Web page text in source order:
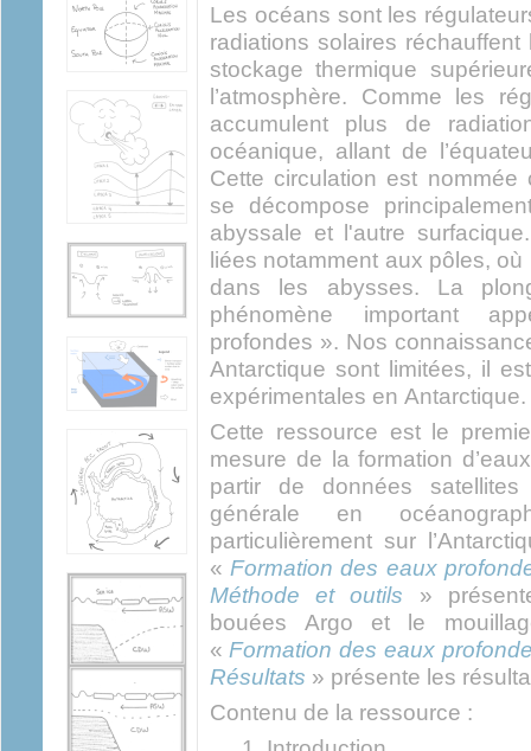
Les océans sont les
radiations solaires
stockage thermique
l’atmosphère. Comme les
accumulent plus de
océanique, allant de
Cette circulation est nommée
se décompose
abyssale et l'autre
liées notamment aux pôles,
dans les abysses. La
phénomène important
profondes ». Nos
Antarctique sont limitées, il
expérimentales en Antarctique.
Cette ressource est le
mesure de la formation
partir de données
générale en
particulièrement sur
« Formation des eaux
Méthode et outils »
bouées Argo et le
« Formation des eaux
Résultats » présente les
Contenu de la ressource :